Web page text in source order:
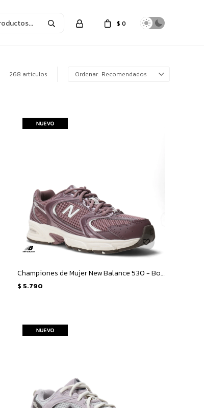
$ 0
268 artículos Recomendados
Championes de Mujer New Balance 530 - Bordó
$ 5.790